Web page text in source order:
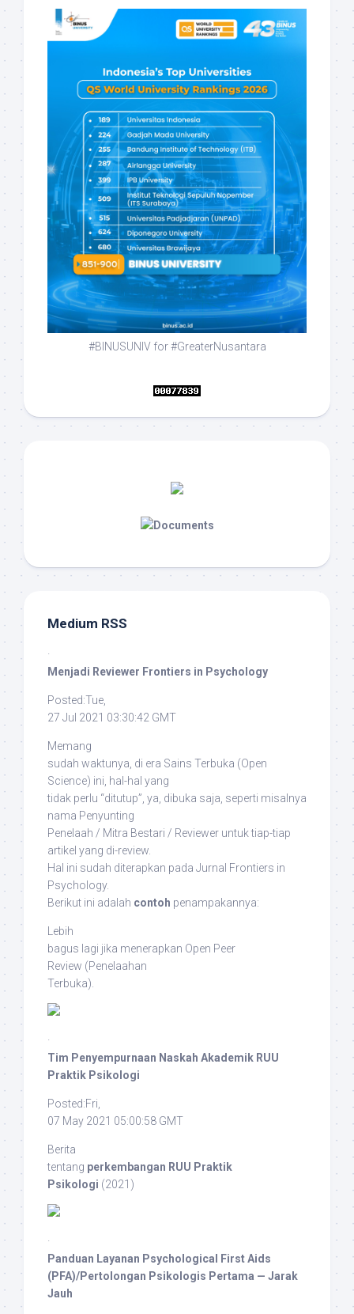
#BINUSUNIV for #GreaterNusantara
Medium RSS
·
Menjadi Reviewer Frontiers in Psychology
Posted:Tue,
27 Jul 2021 03:30:42 GMT
Memang
sudah waktunya, di era Sains Terbuka (Open
Science) ini, hal-hal yang
tidak perlu “ditutup”, ya, dibuka saja, seperti misalnya
nama Penyunting
Penelaah / Mitra Bestari / Reviewer untuk tiap-tiap
artikel yang di-review
Hal ini sudah diterapkan pada Jurnal Frontiers in
Psychology.
Berikut ini adalah contoh penampakannya:
Lebih
bagus lagi jika menerapkan Open Peer
Review (Penelaahan
Terbuka).
·
Tim Penyempurnaan Naskah Akademik RUU
Praktik Psikologi
Posted:Fri,
07 May 2021 05:00:58 GMT
Berita
tentang perkembangan RUU Praktik
Psikologi (2021)
·
Panduan Layanan Psychological First Aids
(PFA)/Pertolongan Psikologis Pertama — Jarak
Jauh